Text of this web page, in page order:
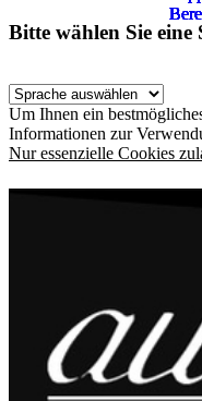
Bitte wählen Sie eine
Um Ihnen ein
Informationen zur
Nur essenzielle Cookies